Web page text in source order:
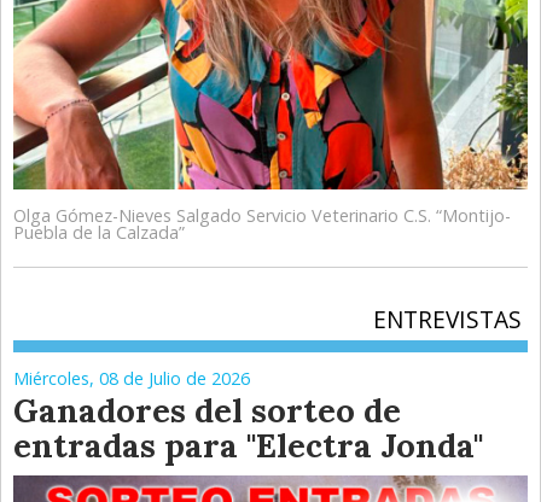
Olga Gómez-Nieves Salgado Servicio Veterinario C.S. “Montijo-
Puebla de la Calzada”
ENTREVISTAS
Miércoles, 08 de Julio de 2026
Ganadores del sorteo de
entradas para "Electra Jonda"